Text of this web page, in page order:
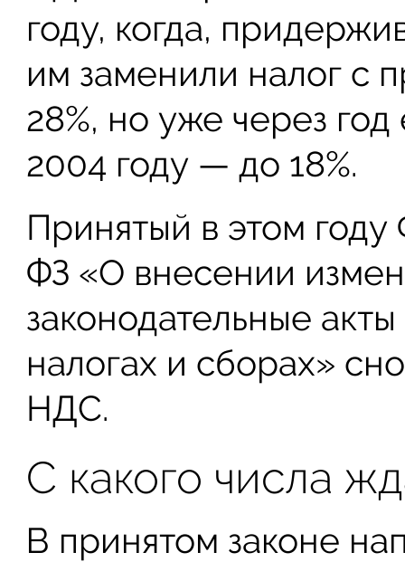
году, когда,
им заменили налог с
28%, но уже через
2004 году — до 18%.
Принятый в этом
ФЗ «О внесении
законодательные
налогах и сборах»
НДС.
С какого числа
В принятом законе